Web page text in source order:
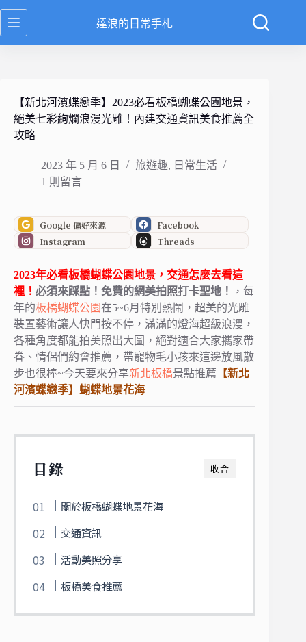
跳
至
達浪的日常手札
【新北河濱蝶戀季】2023必看板橋蝴蝶公園地景，
絕美七彩絢爛浪漫光雕！內建交通資訊美食推薦全
攻略
2023 年 5 月 6 日 旅遊趣, 日常生活
1 則留言
Google 偏好來源
Facebook
Instagram
Threads
2023年必看板橋蝴蝶公園地景 ，交通怎麼去看這
裡！ 必須來踩點！免費的網美拍照打卡聖地！
，每
年的板橋蝴蝶公園在5~6月特別熱鬧， 超美的光雕
裝置藝術讓人快門按不停， 滿滿的燈海超級浪漫，
各種角度都能拍美照出大圖， 絕對適合大家攜家帶
眷、情侶們約會推薦， 帶寵物毛小孩來這邊放風散
步也很棒~今天要來分享新北板橋景點推薦 【新北
河濱蝶戀季】蝴蝶地景花海
收合
目錄
關於板橋蝴蝶地景花海
交通資訊
活動美照分享
板橋美食推薦